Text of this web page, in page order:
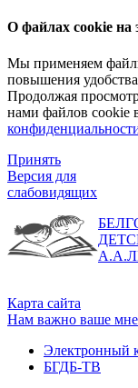
О файлах cookie на
Мы применяем
повышения
Продолжая
нами файлов cookie
Принять
Версия для
слабовидящих
Карта сайта
Нам важно ваше
Электронный
БГДБ-ТВ